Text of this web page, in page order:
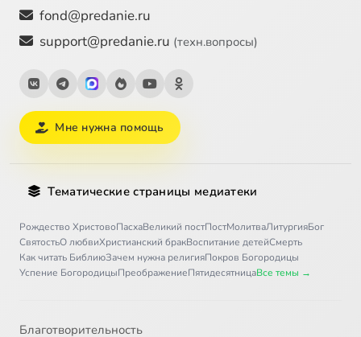
fond@predanie.ru
support@predanie.ru (техн.вопросы)
Мне нужна помощь
Тематические страницы медиатеки
Рождество ХристовоПасхаВеликий постПостМолитваЛитургияБог
СвятостьО любвиХристианский бракВоспитание детейСмерть
Как читать БиблиюЗачем нужна религияПокров Богородицы
Успение БогородицыПреображениеПятидесятницаВсе темы →
Благотворительность